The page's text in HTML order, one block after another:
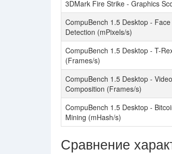
3DMark Fire Strike - Graphics
CompuBench 1.5 Desktop - Face
Detection (mPixels/s)
CompuBench 1.5 Desktop - T-
(Frames/s)
CompuBench 1.5 Desktop - Video
Composition (Frames/s)
CompuBench 1.5 Desktop -
Mining (mHash/s)
Сравнение